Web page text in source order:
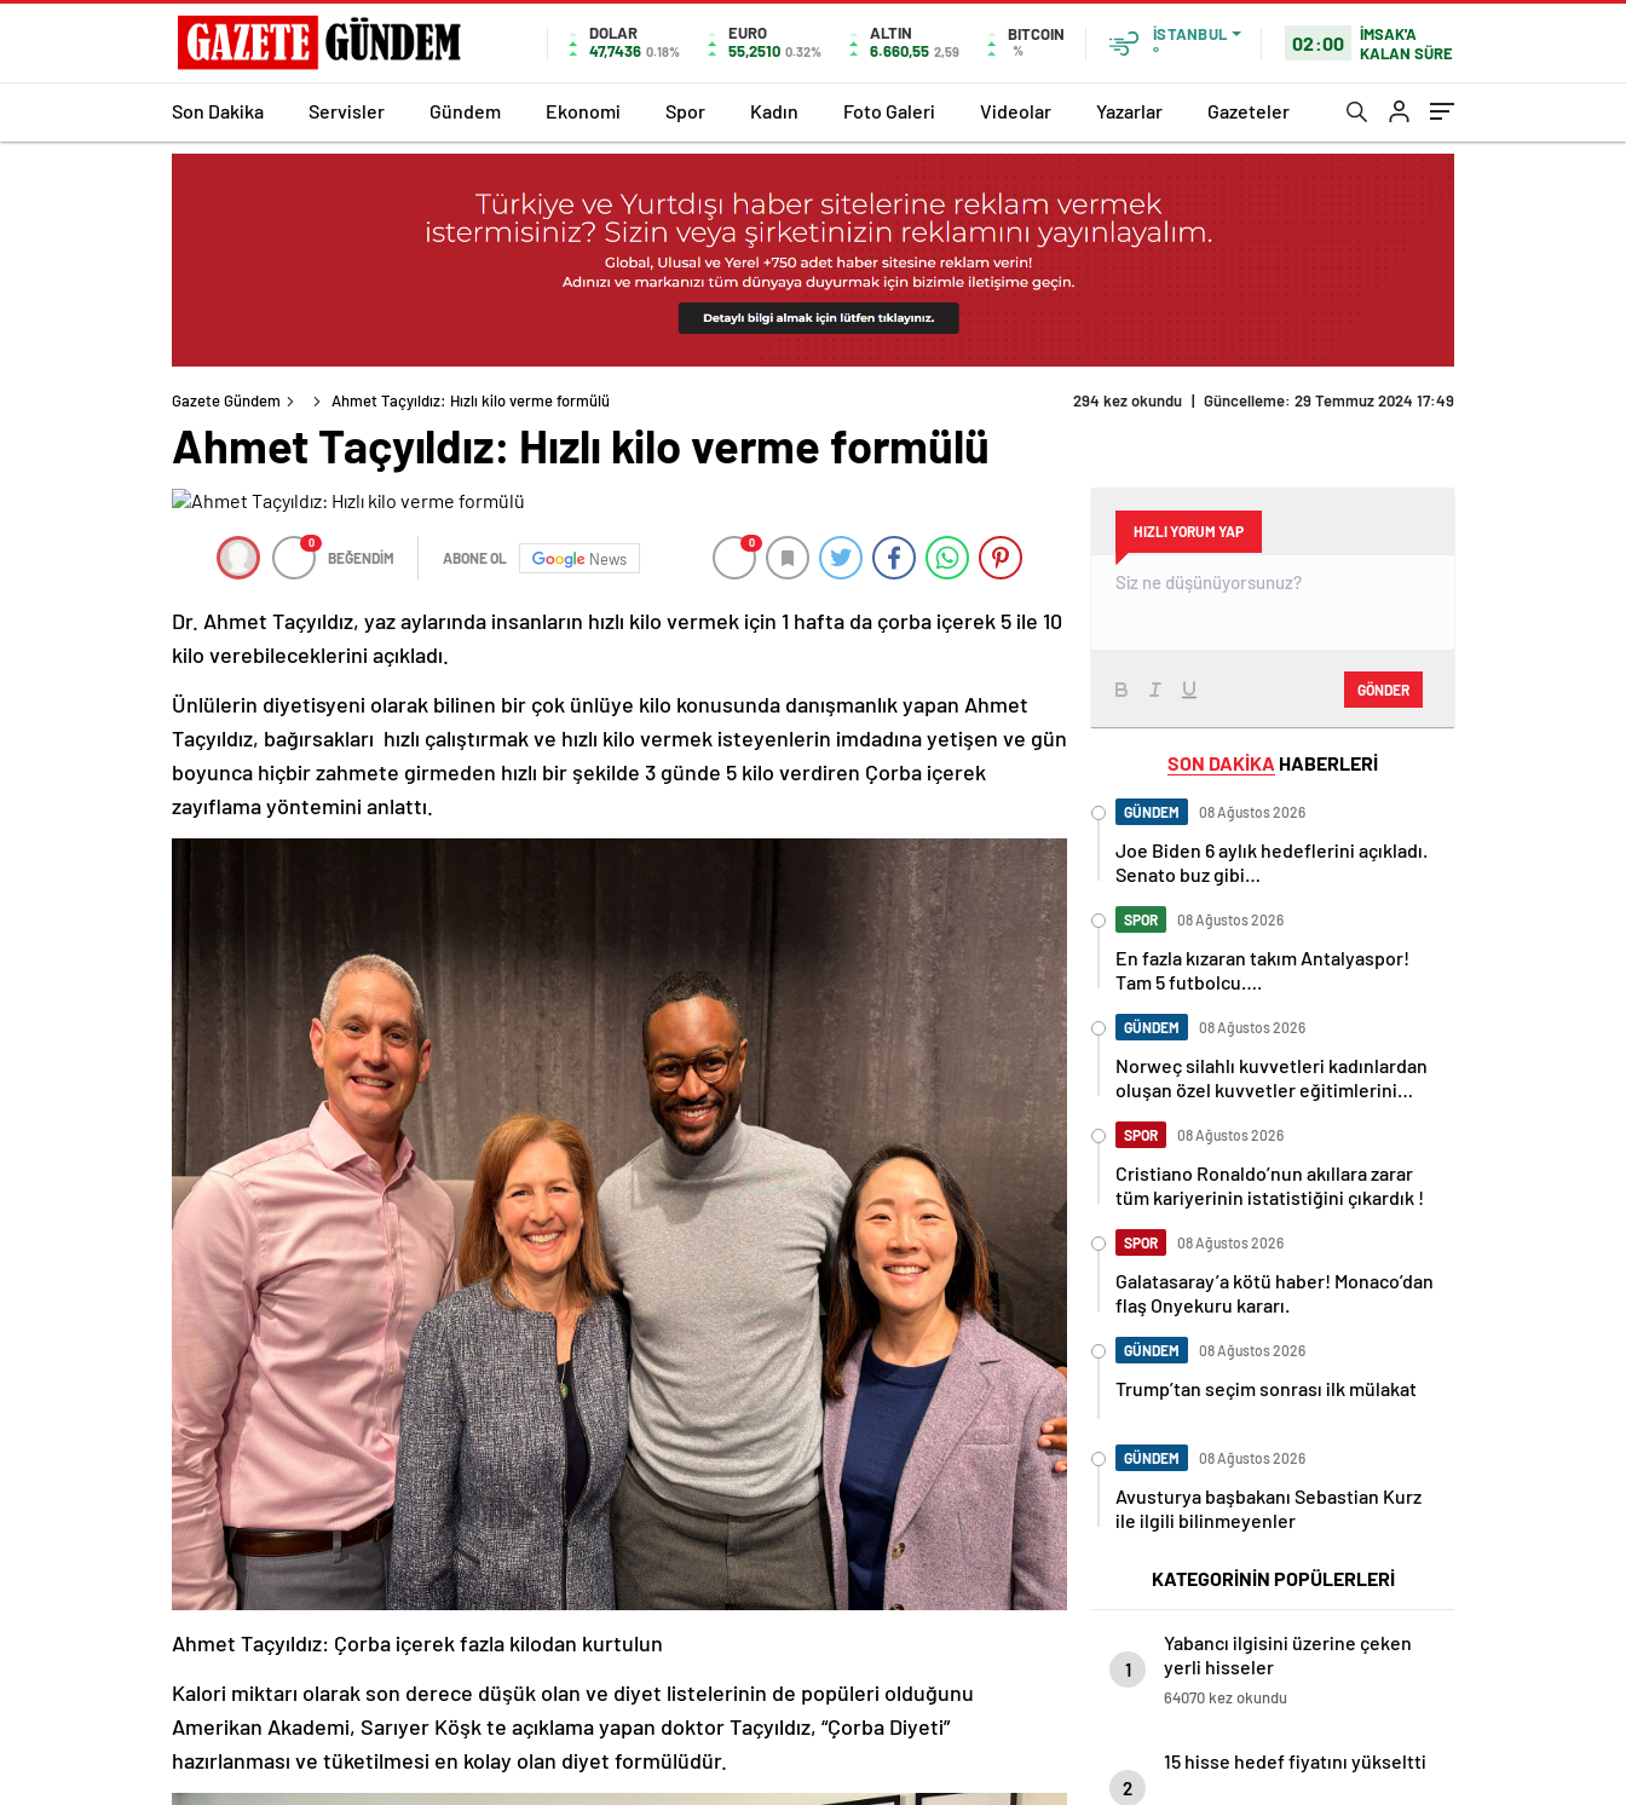
DOLAR
47,7436 0.18%
EURO
55,2510 0.32%
ALTIN
6.660,55 2,59
BITCOIN
%
İSTANBUL
°
02:00
İMSAK'A
KALAN SÜRE
Son Dakika Servisler Gündem Ekonomi Spor Kadın Foto Galeri Videolar Yazarlar Gazeteler
Gazete Gündem Ahmet Taçyıldız: Hızlı kilo verme formülü 294 kez okundu | Güncelleme: 29 Temmuz 2024 17:49
Ahmet Taçyıldız: Hızlı kilo verme formülü
0
BEĞENDİM ABONE OL News
0
Dr. Ahmet Taçyıldız, yaz aylarında insanların hızlı kilo vermek için 1 hafta da çorba içerek 5 ile 10
kilo verebileceklerini açıkladı.
Ünlülerin diyetisyeni olarak bilinen bir çok ünlüye kilo konusunda danışmanlık yapan Ahmet
Taçyıldız, bağırsakları hızlı çalıştırmak ve hızlı kilo vermek isteyenlerin imdadına yetişen ve gün
boyunca hiçbir zahmete girmeden hızlı bir şekilde 3 günde 5 kilo verdiren Çorba içerek
zayıflama yöntemini anlattı.
Ahmet Taçyıldız: Çorba içerek fazla kilodan kurtulun
Kalori miktarı olarak son derece düşük olan ve diyet listelerinin de popüleri olduğunu
Amerikan Akademi, Sarıyer Köşk te açıklama yapan doktor Taçyıldız, “Çorba Diyeti”
hazırlanması ve tüketilmesi en kolay olan diyet formülüdür.
HIZLI YORUM YAP
GÖNDER
SON DAKİKA HABERLERİ
GÜNDEM 08 Ağustos 2026
Joe Biden 6 aylık hedeflerini açıkladı.
Senato buz gibi…
SPOR 08 Ağustos 2026
En fazla kızaran takım Antalyaspor!
Tam 5 futbolcu….
GÜNDEM 08 Ağustos 2026
Norweç silahlı kuvvetleri kadınlardan
oluşan özel kuvvetler eğitimlerini
SPOR 08 Ağustos 2026
Cristiano Ronaldo’nun akıllara zarar
tüm kariyerinin istatistiğini çıkardık !
SPOR 08 Ağustos 2026
Galatasaray’a kötü haber! Monaco’dan
flaş Onyekuru kararı.
GÜNDEM 08 Ağustos 2026
Trump’tan seçim sonrası ilk mülakat
GÜNDEM 08 Ağustos 2026
Avusturya başbakanı Sebastian Kurz
ile ilgili bilinmeyenler
KATEGORİNİN POPÜLERLERİ
1
Yabancı ilgisini üzerine çeken
yerli hisseler
64070 kez okundu
2
15 hisse hedef fiyatını yükseltti